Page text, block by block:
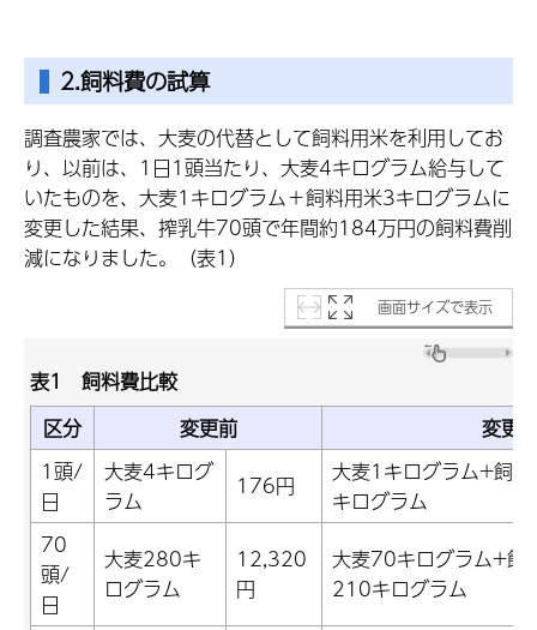
2.飼料費の試算
調査農家では、大麦の代替として飼料用米を利用してお
り、以前は、1日1頭当たり、大麦4キログラム給与して
いたものを、大麦1キログラム＋飼料用米3キログラムに
変更した結果、搾乳牛70頭で年間約184万円の飼料費削
減になりました。（表1）
画面サイズで表示
表1 飼料費比較
区分
変更前
変更
1頭/
日
大麦4キログ
ラム
176円
大麦1キログラム+飼
キログラム
70
頭/
日
大麦280キ
ログラム
12,320
円
大麦70キログラム+飼
210キログラム